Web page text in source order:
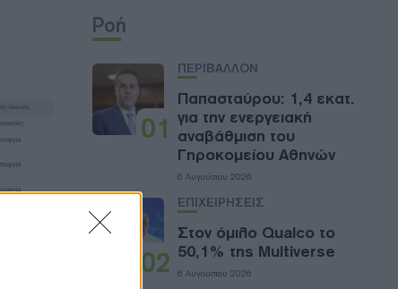
Ροή
01
ΠΕΡΙΒΑΛΛΟΝ
Παπασταύρου: 1,4 εκατ.
για την ενεργειακή
αναβάθμιση του
Γηροκομείου Αθηνών
6 Αυγούστου 2026
02
ΕΠΙΧΕΙΡΗΣΕΙΣ
Στον όμιλο Qualco το
50,1% της Multiverse
6 Αυγούστου 2026